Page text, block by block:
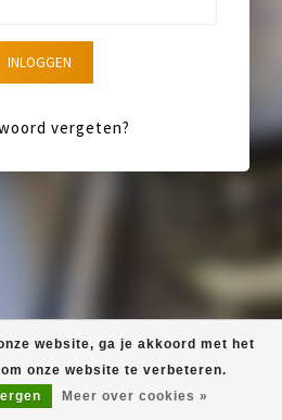
INLOGGEN
vergeten?
website, ga je akkoord met het
onze website te verbeteren.
Meer over cookies »